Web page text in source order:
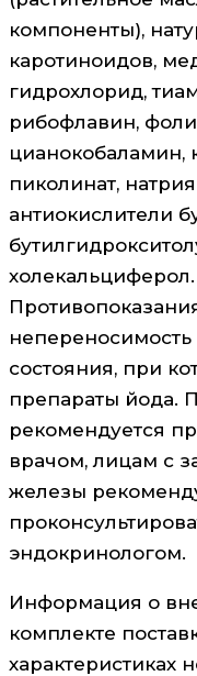
компоненты),
каротиноидов,
гидрохлорид,
рибофлавин,
цианокобаламин,
пиколинат,
антиокислители
холекальциферол.
состояния, при
препараты йода.
рекомендуется
врачом, лицам с
железы
эндокринологом.
Информация о
комплекте
характеристиках